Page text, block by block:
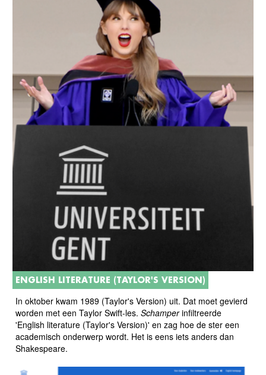
ENGLISH LITERATURE (TAYLOR'S VERSION)
In oktober kwam 1989 (Taylor's Version) uit. Dat moet gevierd
worden met een Taylor Swift-les. Schamperinfiltreerde
'English literature (Taylor's Version)' en zag hoe de ster een
academisch onderwerp wordt. Het is eens iets anders dan
Shakespeare.